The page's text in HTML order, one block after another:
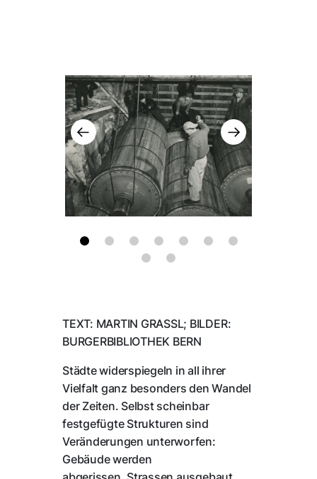
TEXT: MARTIN GRASSL; BILDER:
BURGERBIBLIOTHEK BERN
Städte widerspiegeln in all ihrer
Vielfalt ganz besonders den Wandel
der Zeiten. Selbst scheinbar
festgefügte Strukturen sind
Veränderungen unterworfen:
Gebäude werden